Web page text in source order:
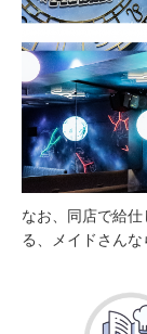
なお、同店で給
る、メイドさんな